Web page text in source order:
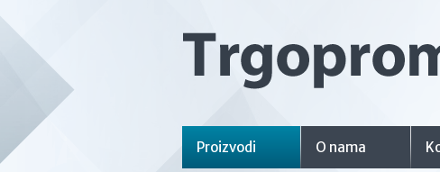
Proizvodi O nama